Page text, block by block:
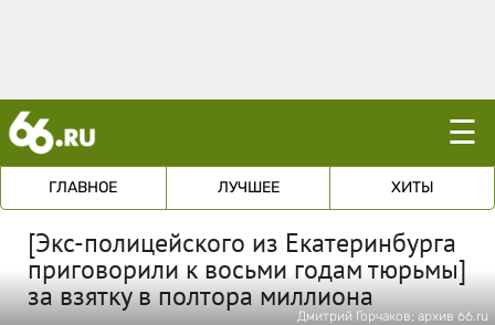
☰
ГЛАВНОЕ ЛУЧШЕЕ ХИТЫ
[Экс-полицейского из Екатеринбурга
приговорили к восьми годам тюрьмы]
за взятку в полтора миллиона
Дмитрий Горчаков; архив 66.ru